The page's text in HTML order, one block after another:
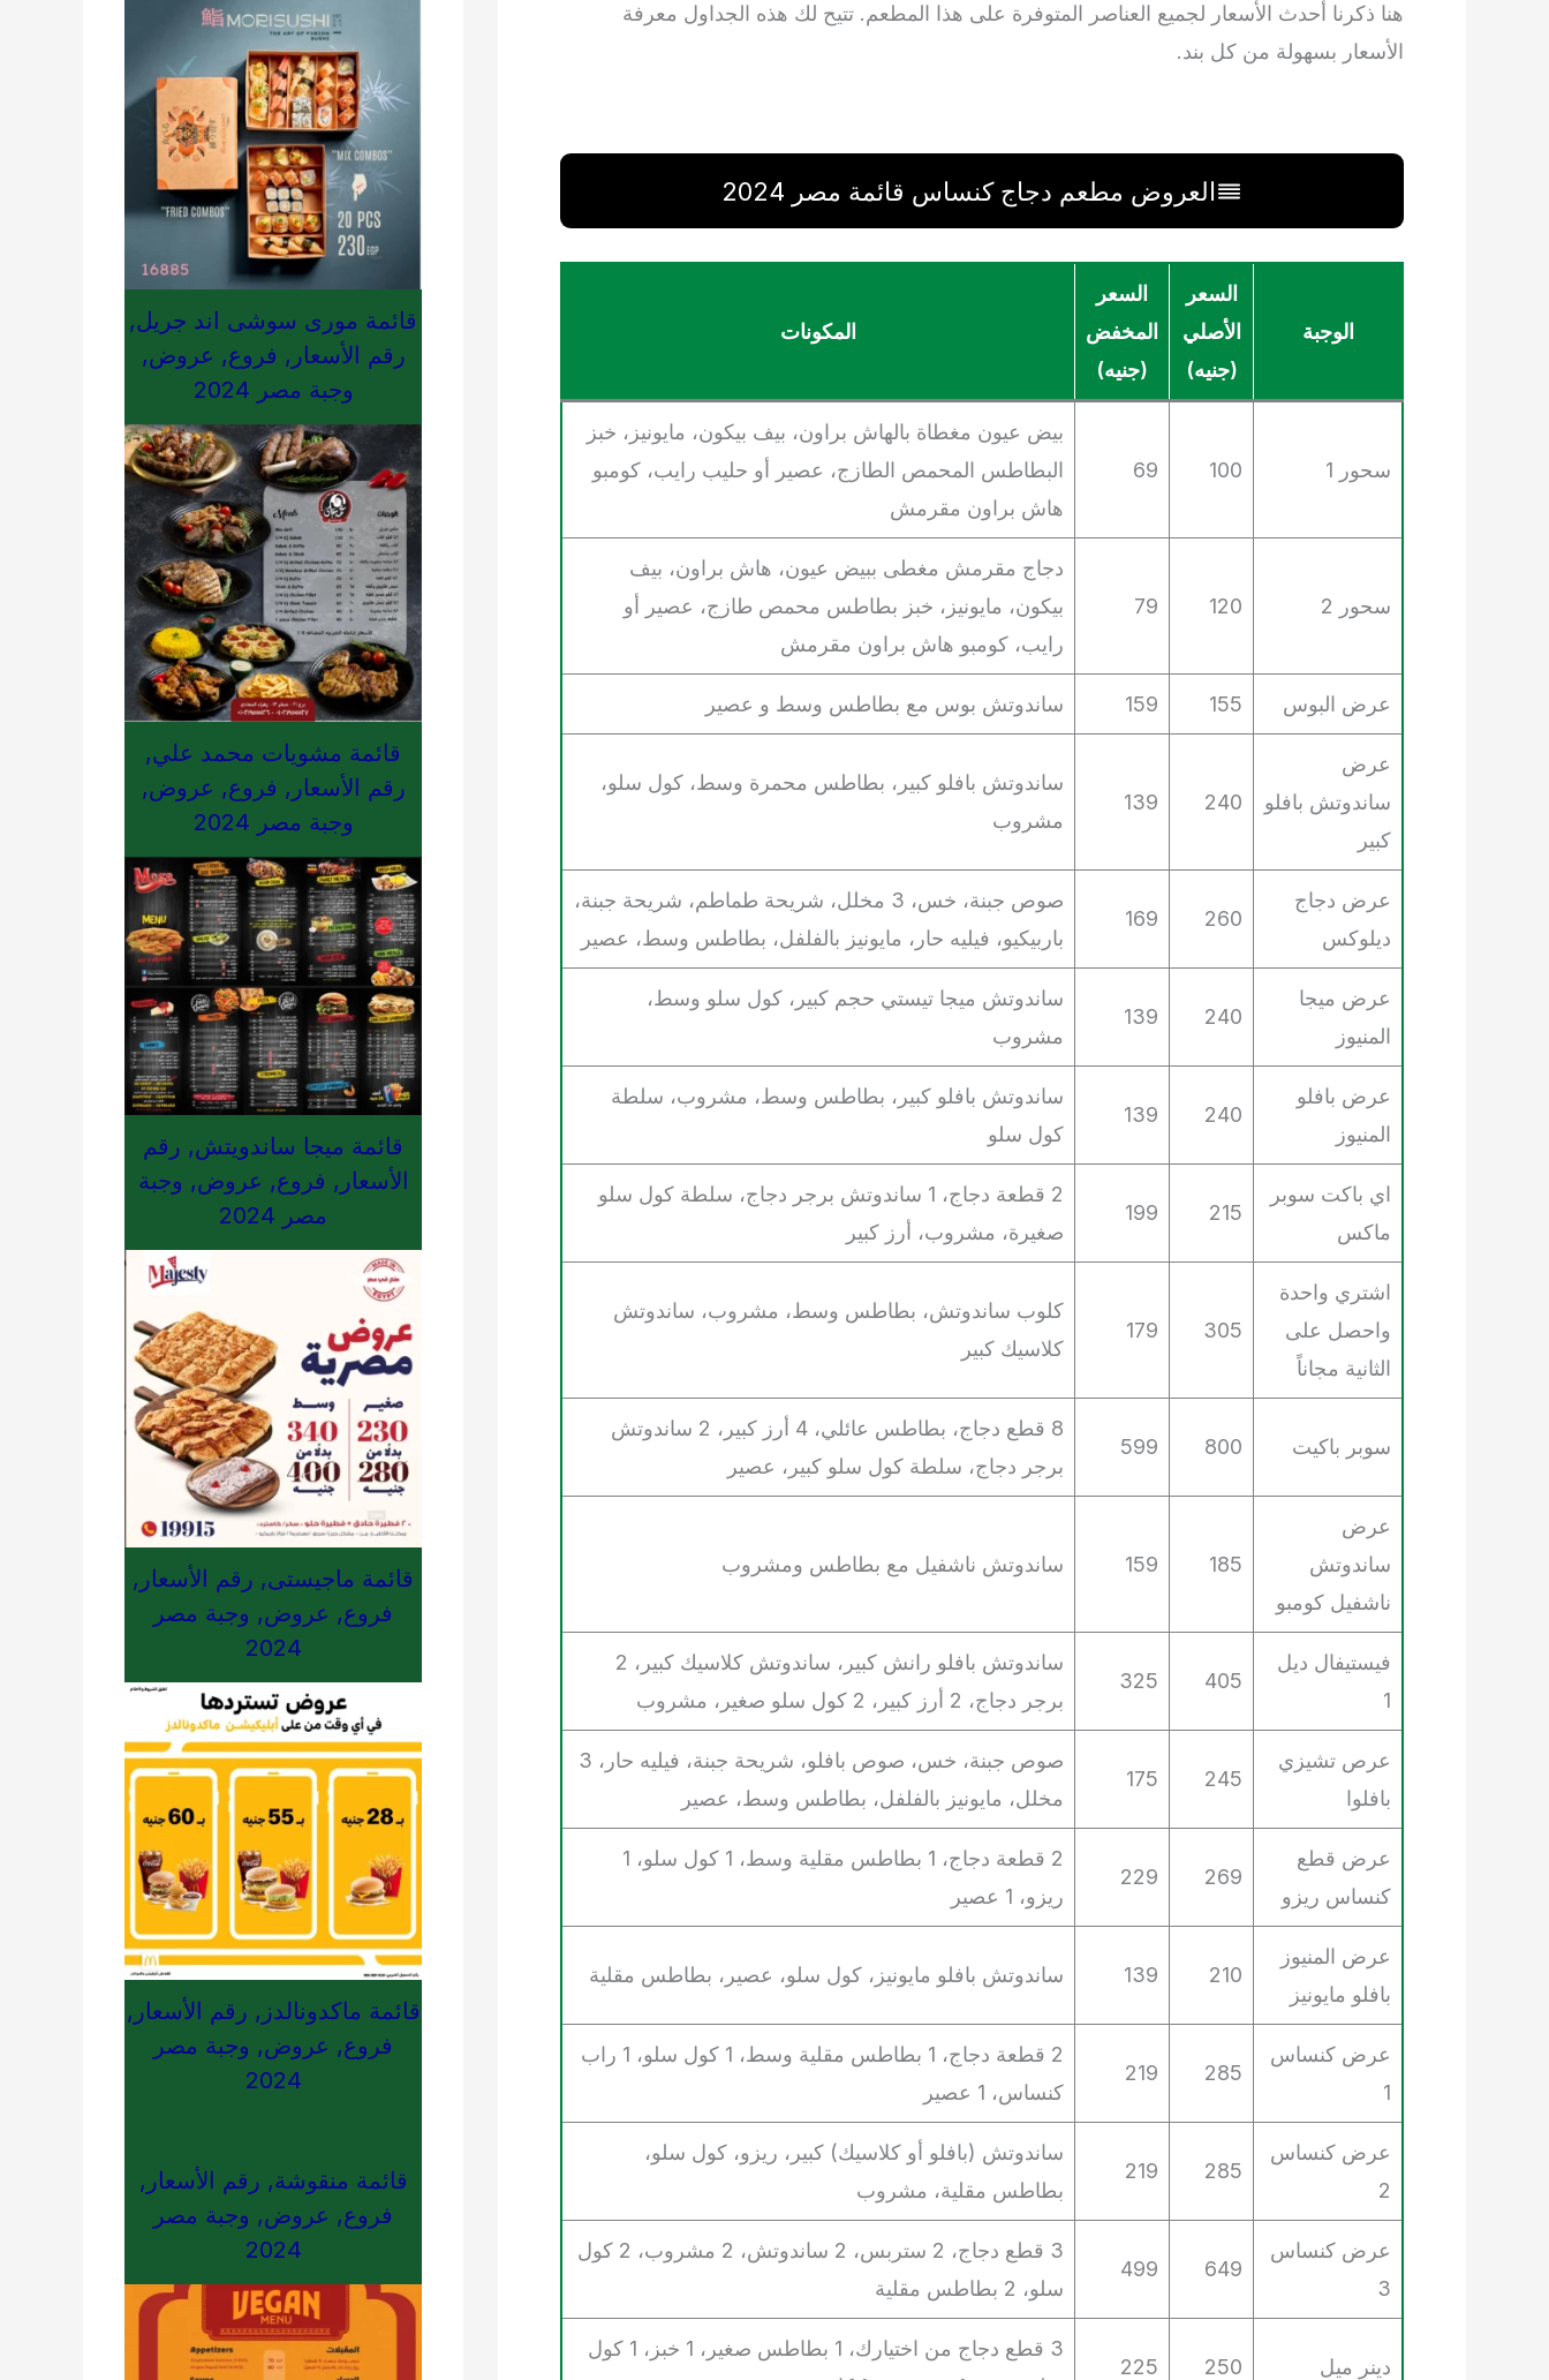
هنا ذكرنا أحدث الأسعار لجميع العناصر المتوفرة على هذا المطعم. تتيح لك هذه الجداول معرفة
الأسعار بسهولة من كل بند.
العروض مطعم دجاج كنساس قائمة مصر 2024
الوجبة
السعر
الأصلي
(جنيه)
السعر
المخفض
(جنيه)
المكونات
سحور 1 100
69
بيض عيون مغطاة بالهاش براون، بيف بيكون، مايونيز، خبز
البطاطس المحمص الطازج، عصير أو حليب رايب، كومبو
هاش براون مقرمش
سحور 2 120
79
دجاج مقرمش مغطى ببيض عيون، هاش براون، بيف
بيكون، مايونيز، خبز بطاطس محمص طازج، عصير أو
رايب، كومبو هاش براون مقرمش
عرض البوس 155
159 ساندوتش بوس مع بطاطس وسط و عصير
عرض
ساندوتش بافلو
كبير
240
139
ساندوتش بافلو كبير، بطاطس محمرة وسط، كول سلو،
مشروب
عرض دجاج
ديلوكس
260
169
صوص جبنة، خس، 3 مخلل، شريحة طماطم، شريحة جبنة،
باربيكيو، فيليه حار، مايونيز بالفلفل، بطاطس وسط، عصير
عرض ميجا
المنيوز
240
139
ساندوتش ميجا تيستي حجم كبير، كول سلو وسط،
مشروب
عرض بافلو
المنيوز
240
139
ساندوتش بافلو كبير، بطاطس وسط، مشروب، سلطة
كول سلو
اي باكت سوبر
ماكس
215
199
2 قطعة دجاج، 1 ساندوتش برجر دجاج، سلطة كول سلو
صغيرة، مشروب، أرز كبير
اشتري واحدة
واحصل على
الثانية مجاناً
305
179
كلوب ساندوتش، بطاطس وسط، مشروب، ساندوتش
كلاسيك كبير
سوبر باكيت 800
599
8 قطع دجاج، بطاطس عائلي، 4 أرز كبير، 2 ساندوتش
برجر دجاج، سلطة كول سلو كبير، عصير
عرض
ساندوتش
ناشفيل كومبو
185
159 ساندوتش ناشفيل مع بطاطس ومشروب
فيستيفال ديل
1
405
325
ساندوتش بافلو رانش كبير، ساندوتش كلاسيك كبير، 2
برجر دجاج، 2 أرز كبير، 2 كول سلو صغير، مشروب
عرص تشيزي
بافلوا
245
175
صوص جبنة، خس، صوص بافلو، شريحة جبنة، فيليه حار، 3
مخلل، مايونيز بالفلفل، بطاطس وسط، عصير
عرض قطع
كنساس ريزو
269
229
2 قطعة دجاج، 1 بطاطس مقلية وسط، 1 كول سلو، 1
ريزو، 1 عصير
عرض المنيوز
بافلو مايونيز
210
139 ساندوتش بافلو مايونيز، كول سلو، عصير، بطاطس مقلية
عرض كنساس
1
285
219
2 قطعة دجاج، 1 بطاطس مقلية وسط، 1 كول سلو، 1 راب
كنساس، 1 عصير
عرض كنساس
2
285
219
ساندوتش (بافلو أو كلاسيك) كبير، ريزو، كول سلو،
بطاطس مقلية، مشروب
عرض كنساس
3
649
499
3 قطع دجاج، 2 ستربس، 2 ساندوتش، 2 مشروب، 2 كول
سلو، 2 بطاطس مقلية
دينر ميل 250
225
3 قطع دجاج من اختيارك، 1 بطاطس صغير، 1 خبز، 1 كول
قائمة مورى سوشى اند جريل,
رقم الأسعار, فروع, عروض,
وجبة مصر 2024
قائمة مشويات محمد علي,
رقم الأسعار, فروع, عروض,
وجبة مصر 2024
قائمة ميجا ساندويتش, رقم
الأسعار, فروع, عروض, وجبة
مصر 2024
قائمة ماجيستى, رقم الأسعار,
فروع, عروض, وجبة مصر
2024
قائمة ماكدونالدز, رقم الأسعار,
فروع, عروض, وجبة مصر
2024
قائمة منقوشة, رقم الأسعار,
فروع, عروض, وجبة مصر
2024